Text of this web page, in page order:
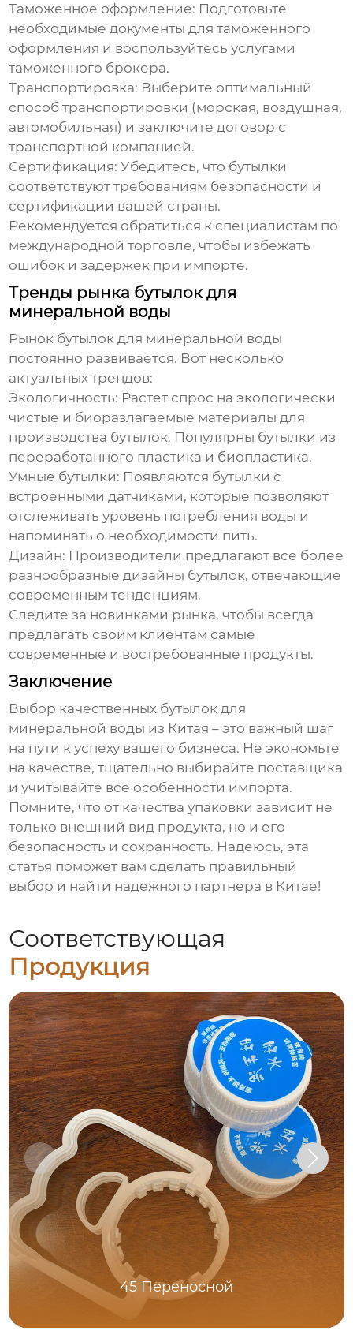
Таможенное оформление: Подготовьте
необходимые документы для таможенного
оформления и воспользуйтесь услугами
таможенного брокера.
Транспортировка: Выберите оптимальный
способ транспортировки (морская, воздушная,
автомобильная) и заключите договор с
транспортной компанией.
Сертификация: Убедитесь, что бутылки
соответствуют требованиям безопасности и
сертификации вашей страны.
Рекомендуется обратиться к специалистам по
международной торговле, чтобы избежать
ошибок и задержек при импорте.
Тренды рынка бутылок для
минеральной воды
Рынок бутылок для минеральной воды
постоянно развивается. Вот несколько
актуальных трендов:
Экологичность: Растет спрос на экологически
чистые и биоразлагаемые материалы для
производства бутылок. Популярны бутылки из
переработанного пластика и биопластика.
Умные бутылки: Появляются бутылки с
встроенными датчиками, которые позволяют
отслеживать уровень потребления воды и
напоминать о необходимости пить.
Дизайн: Производители предлагают все более
разнообразные дизайны бутылок, отвечающие
современным тенденциям.
Следите за новинками рынка, чтобы всегда
предлагать своим клиентам самые
современные и востребованные продукты.
Заключение
Выбор качественных бутылок для
минеральной воды из Китая – это важный шаг
на пути к успеху вашего бизнеса. Не экономьте
на качестве, тщательно выбирайте поставщика
и учитывайте все особенности импорта.
Помните, что от качества упаковки зависит не
только внешний вид продукта, но и его
безопасность и сохранность. Надеюсь, эта
статья поможет вам сделать правильный
выбор и найти надежного партнера в Китае!
Соответствующая
Продукция
45 Переносной